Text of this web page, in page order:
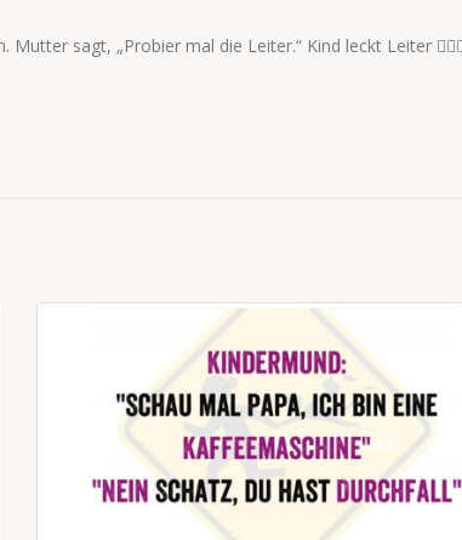
Mutter sagt, „Probier mal die Leiter.“ Kind leckt Leiter